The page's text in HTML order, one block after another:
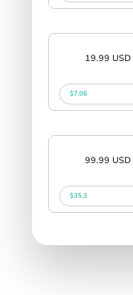
19.99 USD
$7.06
99.99 USD
$35.3